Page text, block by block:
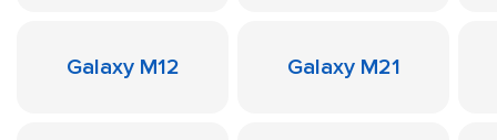
Galaxy M12 Galaxy M21